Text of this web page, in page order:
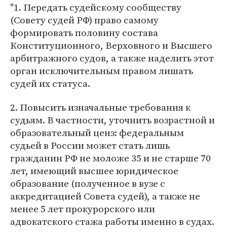
"1. Передать судейскому сообществу
(Совету судей РФ) право самому
формировать половину состава
Конституционного, Верховного и Высшего
арбитражного судов, а также наделить этот
орган исключительным правом лишать
судей их статуса.
2. Повысить изначальные требования к
судьям. В частности, уточнить возрастной и
образовательный ценз: федеральным
судьей в России может стать лишь
гражданин РФ не моложе 35 и не старше 70
лет, имеющий высшее юридическое
образование (полученное в вузе с
аккредитацией Совета судей), а также не
менее 5 лет прокурорского или
адвокатского стажа работы именно в судах.